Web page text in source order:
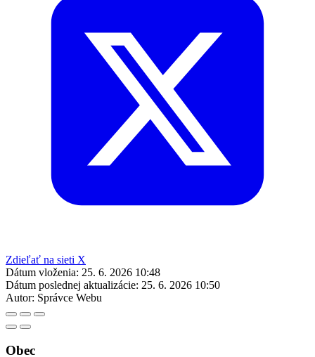
Zdieľať na sieti X
Dátum vloženia: 25. 6. 2026 10:48
Dátum poslednej aktualizácie: 25. 6. 2026 10:50
Autor: Správce Webu
Obec